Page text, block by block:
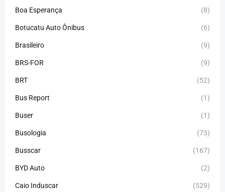
Boa Esperança (8)
Botucatu Auto Ônibus (6)
Brasileiro (9)
BRS-FOR (9)
BRT (52)
Bus Report (1)
Buser (1)
Busologia (73)
Busscar (167)
BYD Auto (2)
Caio Induscar (529)